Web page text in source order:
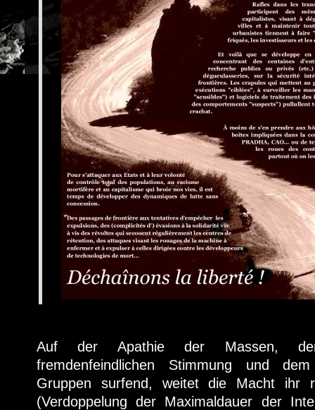
Auf der Apathie der Massen,
fremdenfeindlichen Stimmung und
Gruppen surfend, weitet die Macht ihr
(Verdoppelung der Maximaldauer der